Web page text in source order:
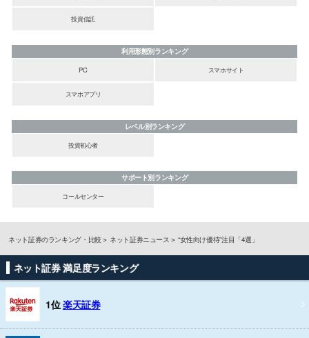
投資信託
利用形態別ランキング
PC
スマホサイト
スマホアプリ
レベル別ランキング
投資初心者
サポート別ランキング
コールセンター
ネット証券のランキング・比較 ネット証券ニュース “女性向け優待”注目「4選」
ネット証券 満足度ランキング
1位楽天証券